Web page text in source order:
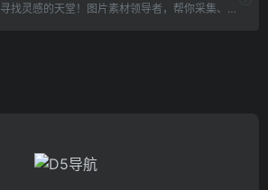
花瓣网, 设计师寻找灵感的天堂！图片素材领导者，帮你采集、发现网络上你喜欢的事物。你可以用它收集灵感,保存有用的素材,计划旅行,晒晒自己想要的东西